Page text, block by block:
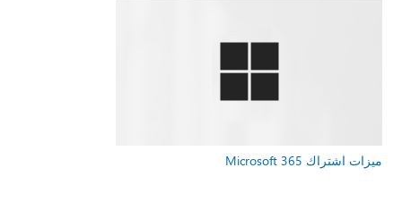
ميزات اشتراك Microsoft 365